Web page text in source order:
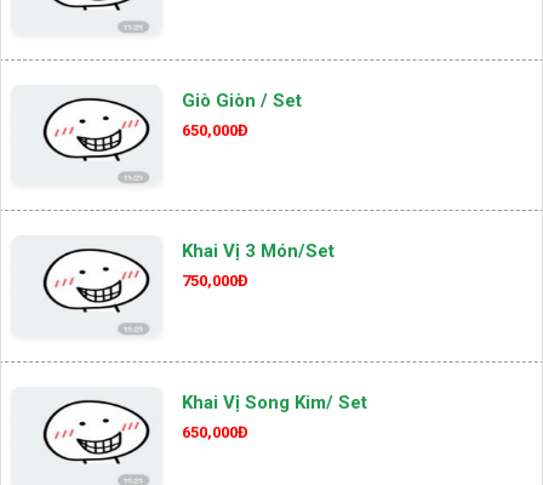
Giò Giòn / Set
650,000Đ
Khai Vị 3 Món/set
750,000Đ
Khai Vị Song Kim/ Set
650,000Đ